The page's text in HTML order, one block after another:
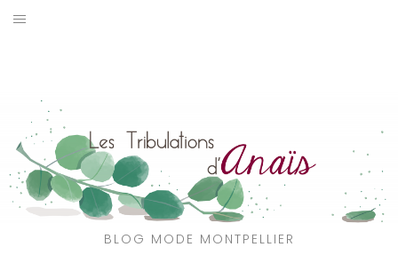
Aller
BLOG MODE MONTPELLIER
CATÉGORIES
VOYAGE
MON DRESSING